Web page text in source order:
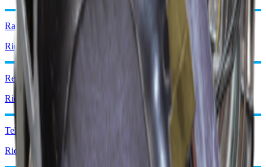
Radio
Ricicla: x1
Relè radio
Ricicla: x2
Telecomando
Ricicla: x1